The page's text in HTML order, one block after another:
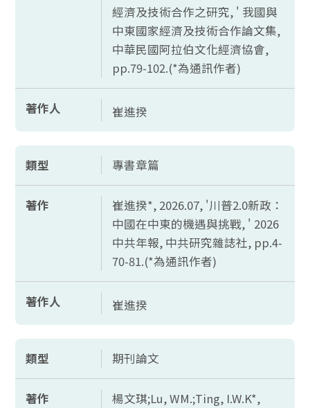
經濟及技術合作之研究, ' 我國與
中東國家經濟及技術合作論文集,
中華民國阿拉伯文化經濟協會,
pp.79-102.(*為通訊作者)
著作人 崔進揆
類型 專書章篇
著作
崔進揆*, 2026.07, '川普2.0新政：
中國在中東的機遇與挑戰, ' 2026
中共年報, 中共研究雜誌社, pp.4-
70-81.(*為通訊作者)
著作人 崔進揆
類型 期刊論文
著作 楊文琪;Lu, WM.;Ting, I.W.K*,